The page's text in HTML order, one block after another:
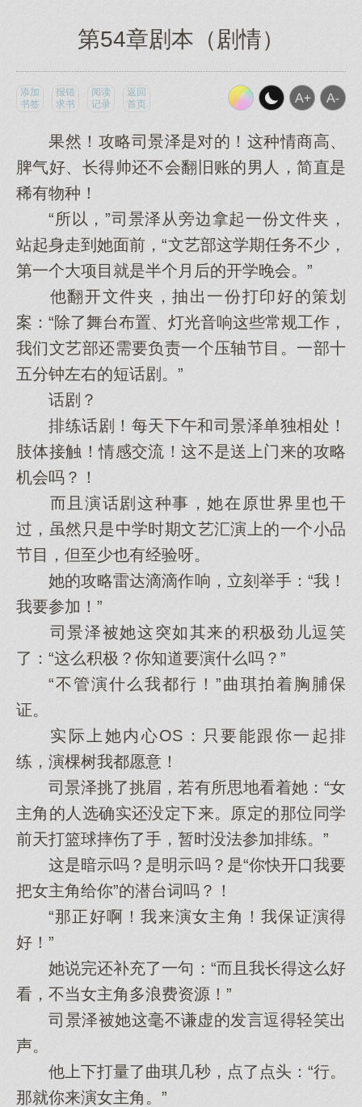
第54章剧本（剧情）
添加
书签
报错
求书
阅读
记录
返回
首页
果然！攻略司景泽是对的！这种情商高、
脾气好、长得帅还不会翻旧账的男人，简直是
稀有物种！
“所以，”司景泽从旁边拿起一份文件夹，
站起身走到她面前，“文艺部这学期任务不少，
第一个大项目就是半个月后的开学晚会。”
他翻开文件夹，抽出一份打印好的策划
案：“除了舞台布置、灯光音响这些常规工作，
我们文艺部还需要负责一个压轴节目。一部十
五分钟左右的短话剧。”
话剧？
排练话剧！每天下午和司景泽单独相处！
肢体接触！情感交流！这不是送上门来的攻略
机会吗？！
而且演话剧这种事，她在原世界里也干
过，虽然只是中学时期文艺汇演上的一个小品
节目，但至少也有经验呀。
她的攻略雷达滴滴作响，立刻举手：“我！
我要参加！”
司景泽被她这突如其来的积极劲儿逗笑
了：“这么积极？你知道要演什么吗？”
“不管演什么我都行！”曲琪拍着胸脯保
证。
实际上她内心OS：只要能跟你一起排
练，演棵树我都愿意！
司景泽挑了挑眉，若有所思地看着她：“女
主角的人选确实还没定下来。原定的那位同学
前天打篮球摔伤了手，暂时没法参加排练。”
这是暗示吗？是明示吗？是“你快开口我要
把女主角给你”的潜台词吗？！
“那正好啊！我来演女主角！我保证演得
好！”
她说完还补充了一句：“而且我长得这么好
看，不当女主角多浪费资源！”
司景泽被她这毫不谦虚的发言逗得轻笑出
声。
他上下打量了曲琪几秒，点了点头：“行。
那就你来演女主角。”